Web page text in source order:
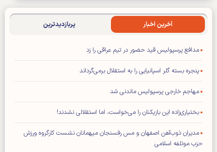
آخرین اخبار پربازدیدترین
مدافع پرسپولیس قید حضور در تیم عراقی را زد
پنجره بسته گلر اسپانیایی را به استقلال برمی‌گرداند
مهاجم خارجی پرسپولیس ماندنی شد
بختیاری‌زاده این بازیکنان را می‌خواست، اما استقلالی نشدند!
مدیران ذوب‌آهن اصفهان و مس رفسنجان میهمانان نشست کارگروه ورزش
حزب موتلفه اسلامی